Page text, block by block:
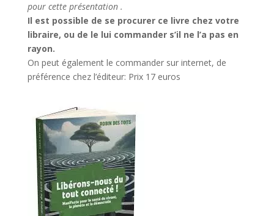
pour cette présentation .
Il est possible de se procurer ce livre chez votre
libraire, ou de le lui commander s’il ne l’a pas en
rayon.
On peut également le commander sur internet, de
préférence chez l’éditeur: Prix 17 euros